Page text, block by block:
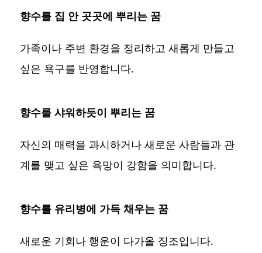
향수를 집 안 곳곳에 뿌리는 꿈
가족이나 주변 환경을 정리하고 새롭게 만들고
싶은 욕구를 반영합니다.
향수를 샤워하듯이 뿌리는 꿈
자신의 매력을 과시하거나 새로운 사람들과 관
계를 맺고 싶은 욕망이 강함을 의미합니다.
향수를 유리병에 가득 채우는 꿈
새로운 기회나 행운이 다가올 징조입니다.